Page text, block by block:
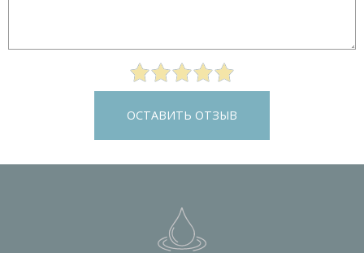
ОСТАВИТЬ ОТЗЫВ